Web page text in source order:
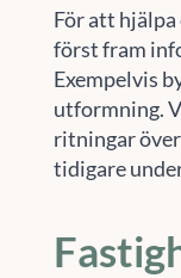
För att
först fram
Exempelvis
utformning.
ritningar
tidigare